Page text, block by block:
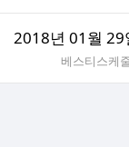
2018년 01월 29
베스티스케